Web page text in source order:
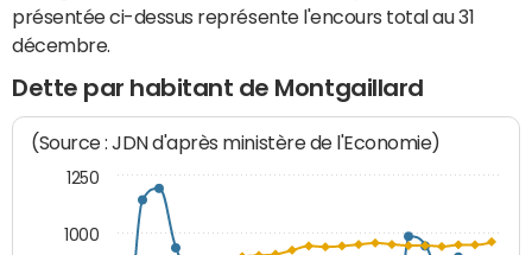
présentée ci-dessus représente l'encours total au 31
décembre.
Dette par habitant de Montgaillard
(Source : JDN d'après ministère de l'Economie)
1000
1250